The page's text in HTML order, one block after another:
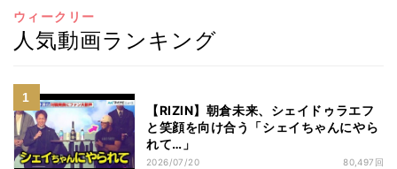
ウィークリー
人気動画ランキング
【RIZIN】朝倉未来、シェイドゥラエフ
と笑顔を向け合う「シェイちゃんにやら
れて…」
2026/07/20 80,497回